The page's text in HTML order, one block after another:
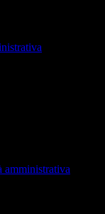
amministrativa